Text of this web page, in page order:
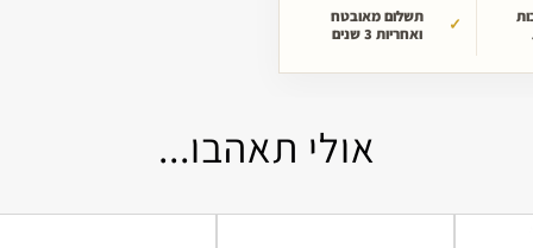
תשלום מאובטח
ואחריות 3 שנים
אולי תאהבו...